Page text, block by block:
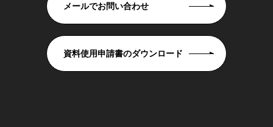
メールでお問い合わせ
資料使用申請書のダウンロード